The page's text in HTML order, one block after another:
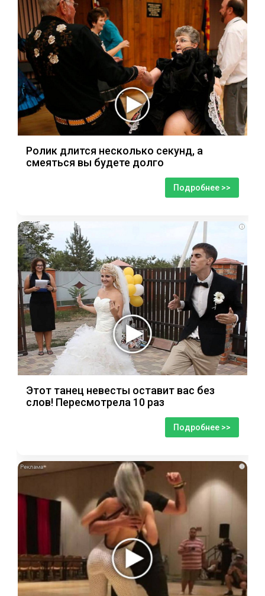
Ролик длится несколько секунд, а
смеяться вы будете долго
Подробнее >>
i
Этот танец невесты оставит вас без
слов! Пересмотрела 10 раз
Подробнее >>
i